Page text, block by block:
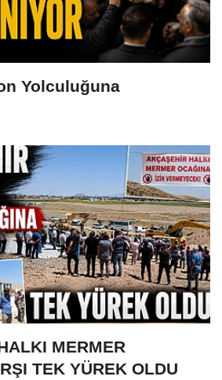
Yolculuğuna
MERMER
TEK YÜREK OLDU